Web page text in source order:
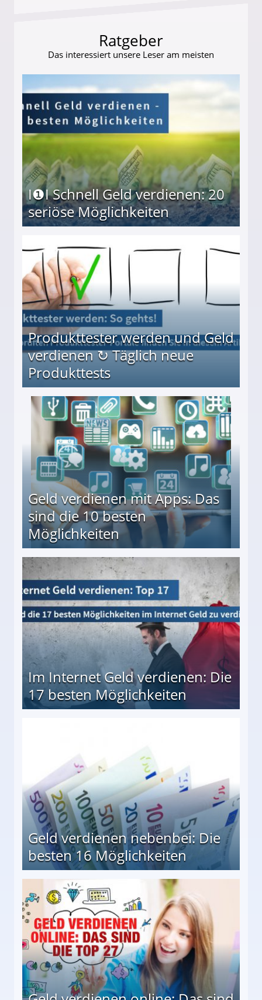
Ratgeber
Das interessiert unsere Leser am meisten
I❶I Schnell Geld verdienen: 20
seriöse Möglichkeiten
Produkttester werden und Geld
verdienen ↻ Täglich neue
Produkttests
↻ Täglich neue Produkttests
Geld verdienen mit Apps: Das
sind die 10 besten
Möglichkeiten
besten Möglichkeiten
Im Internet Geld verdienen: Die
17 besten Möglichkeiten
Geld verdienen nebenbei: Die
besten 16 Möglichkeiten